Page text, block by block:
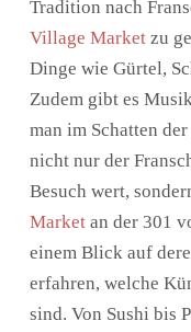
Tradition nach
Village Marketzu
Dinge wie Gürtel,
Zudem gibt es
man im Schatten
nicht nur der
Besuch wert,
Marketan der 301
einem Blick auf
erfahren, welche
sind. Von Sushi bis